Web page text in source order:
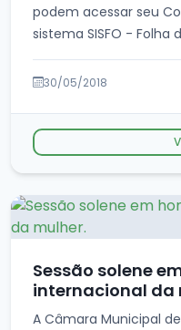
podem acessar seu
sistema SISFO - Folha
30/05/2018
Sessão solene
internacional da
A Câmara Municipal